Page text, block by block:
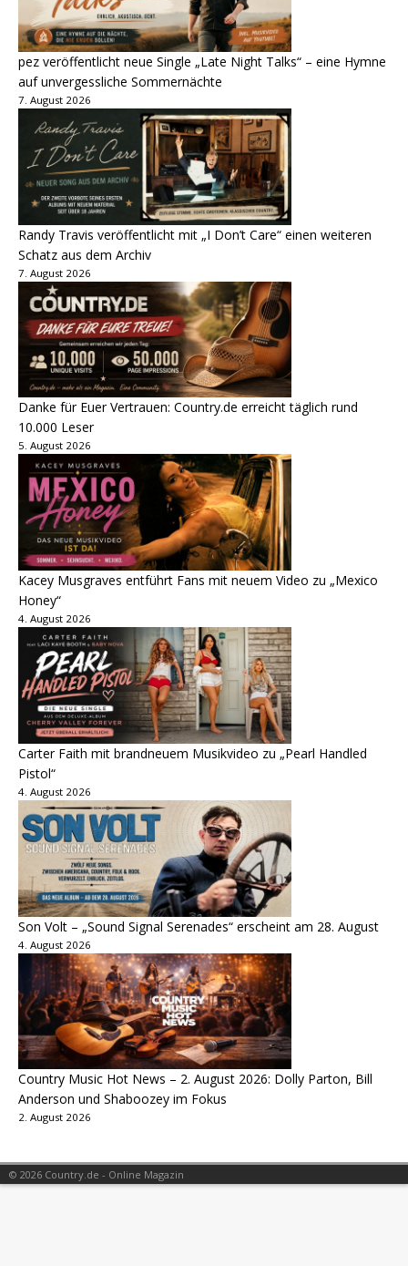
pez veröffentlicht neue Single „Late Night Talks“ – eine Hymne
auf unvergessliche Sommernächte
7. August 2026
Randy Travis veröffentlicht mit „I Don’t Care“ einen weiteren
Schatz aus dem Archiv
7. August 2026
Danke für Euer Vertrauen: Country.de erreicht täglich rund
10.000 Leser
5. August 2026
Kacey Musgraves entführt Fans mit neuem Video zu „Mexico
Honey“
4. August 2026
Carter Faith mit brandneuem Musikvideo zu „Pearl Handled
Pistol“
4. August 2026
Son Volt – „Sound Signal Serenades“ erscheint am 28. August
4. August 2026
Country Music Hot News – 2. August 2026: Dolly Parton, Bill
Anderson und Shaboozey im Fokus
2. August 2026
© 2026 Country.de - Online Magazin